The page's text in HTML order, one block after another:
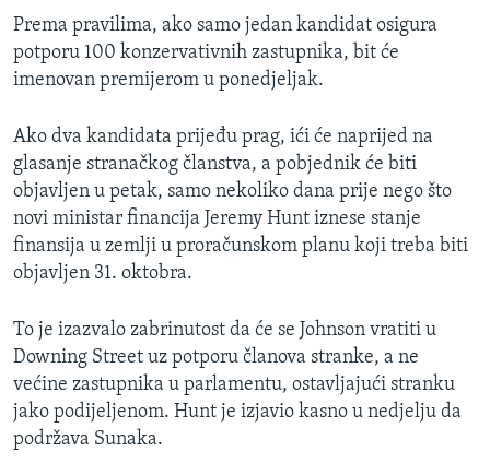
Prema pravilima, ako samo jedan kandidat osigura
potporu 100 konzervativnih zastupnika, bit će
imenovan premijerom u ponedjeljak.
Ako dva kandidata prijeđu prag, ići će naprijed na
glasanje stranačkog članstva, a pobjednik će biti
objavljen u petak, samo nekoliko dana prije nego što
novi ministar financija Jeremy Hunt iznese stanje
finansija u zemlji u proračunskom planu koji treba biti
objavljen 31. oktobra.
To je izazvalo zabrinutost da će se Johnson vratiti u
Downing Street uz potporu članova stranke, a ne
većine zastupnika u parlamentu, ostavljajući stranku
jako podijeljenom. Hunt je izjavio kasno u nedjelju da
podržava Sunaka.